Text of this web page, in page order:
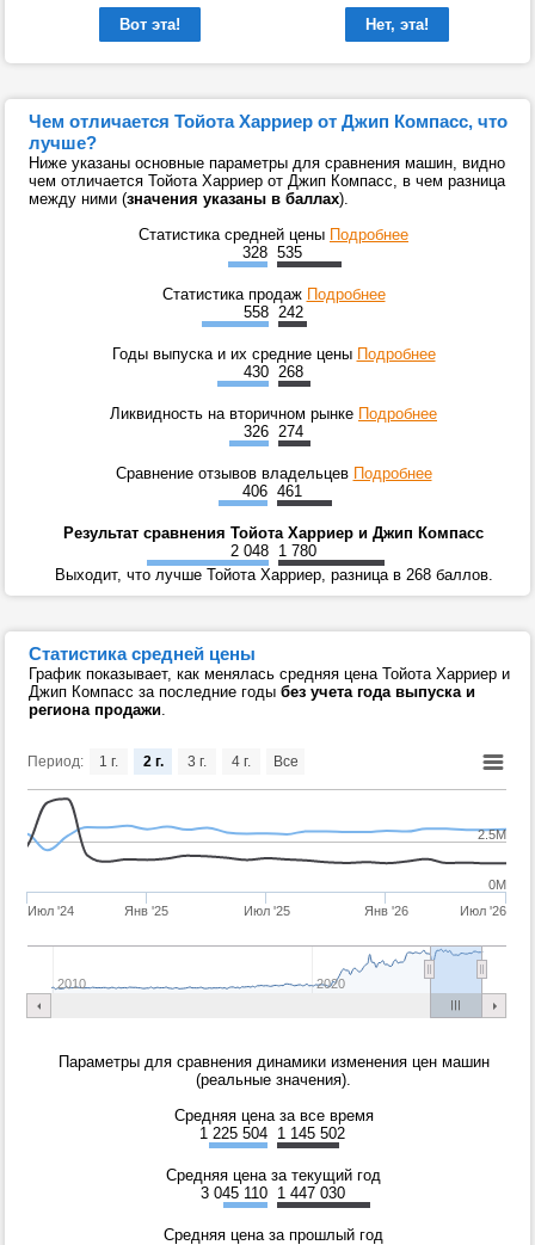
Вот эта!
Нет, эта!
Чем отличается Тойота Харриер от Джип Компасс, что
лучше?
Ниже указаны основные параметры для сравнения машин, видно
чем отличается Тойота Харриер от Джип Компасс, в чем разница
между ними (значения указаны в баллах).
Статистика средней цены Подробнее
328 535
Статистика продаж Подробнее
558 242
Годы выпуска и их средние цены Подробнее
430 268
Ликвидность на вторичном рынке Подробнее
326 274
Сравнение отзывов владельцев Подробнее
406 461
Результат сравнения Тойота Харриер и Джип Компасс
2 048 1 780
Выходит, что лучше Тойота Харриер, разница в 268 баллов.
Статистика средней цены
График показывает, как менялась средняя цена Тойота Харриер и
Джип Компасс за последние годы без учета года выпуска и
региона продажи.
Период:
Июл '24 Янв '25 Июл '25 Янв '26 Июл '26
2010 2020
0M
2.5M
1 г. 2 г. 3 г. 4 г. Все
Параметры для сравнения динамики изменения цен машин
(реальные значения).
Средняя цена за все время
1 225 504 1 145 502
Средняя цена за текущий год
3 045 110 1 447 030
Средняя цена за прошлый год